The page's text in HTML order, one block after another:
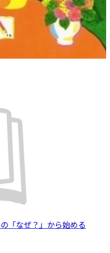
「なぜ？」から始める